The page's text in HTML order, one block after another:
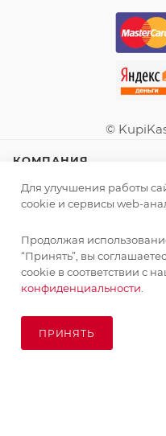
©
КОМПАНИЯ
ИНФОРМАЦИЯ
ПОМОЩЬ
ПОДПИСАТЬСЯ НА
Для улучшения работы
cookie и сервисы web-
Продолжая
“Принять”, вы
cookie в соответствии с
конфиденциальности.
ПРИНЯТЬ